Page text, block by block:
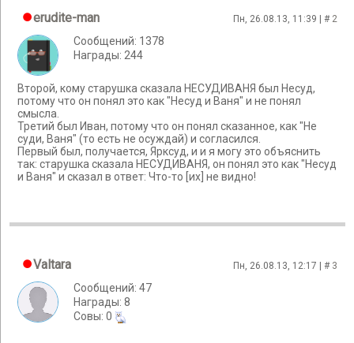
erudite-man Пн, 26.08.13, 11:39 | # 2
Сообщений: 1378
Награды: 244
Второй, кому старушка сказала НЕСУДИВАНЯ был Несуд,
потому что он понял это как "Несуд и Ваня" и не понял
смысла.
Третий был Иван, потому что он понял сказанное, как "Не
суди, Ваня" (то есть не осуждай) и согласился.
Первый был, получается, Ярксуд, и и я могу это объяснить
так: старушка сказала НЕСУДИВАНЯ, он понял это как "Несуд
и Ваня" и сказал в ответ: Что-то [их] не видно!
Valtara Пн, 26.08.13, 12:17 | # 3
Сообщений: 47
Награды: 8
Cовы: 0